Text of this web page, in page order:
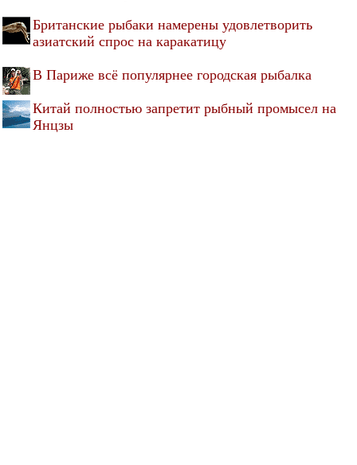
Британские рыбаки намерены удовлетворить
азиатский спрос на каракатицу
В Париже всё популярнее городская рыбалка
Китай полностью запретит рыбный промысел на
Янцзы